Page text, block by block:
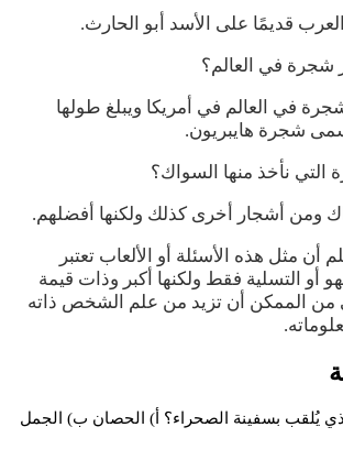
قديمًا على الأسد أبو الحارث.
شجرة في العالم؟
شجرة في العالم في أمريكا ويبلغ طولها
التي نأخذ منها السواك؟
ومن أشجار أخرى كذلك ولكنها أفضلهم.
أن مثل هذه الأسئلة أو الألعاب تعتبر
أو التسلية فقط ولكنها أكبر وذات قيمة
من الممكن أن تزيد من علم الشخص ذاته
يُلقب بسفينة الصحراء؟ أ) الحصان ب) الجمل